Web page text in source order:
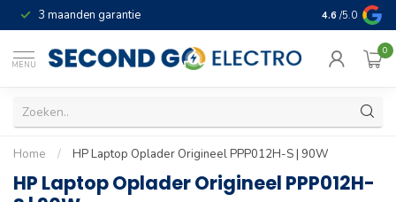
3 maanden garantie Geld terug
4.6 /5.0
MENU
0
Home / HP Laptop Oplader Origineel PPP012H-S | 90W
HP Laptop Oplader Origineel PPP012H-